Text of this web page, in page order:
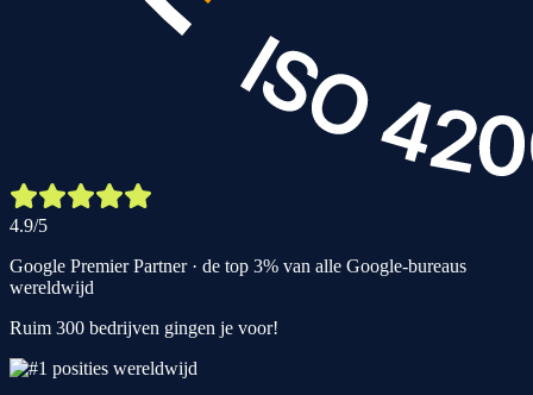
4.9/5
Google Premier Partner · de top 3% van alle Google-bureaus
wereldwijd
Ruim 300 bedrijven gingen je voor!